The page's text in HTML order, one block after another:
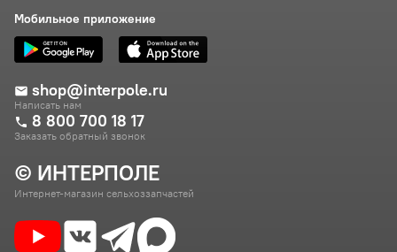
© ИНТЕРПОЛЕ
Интернет-магазин сельхоззапчастей
Мобильное приложение
shop@interpole.ru
Написать нам
8 800 700 18 17
Заказать обратный звонок